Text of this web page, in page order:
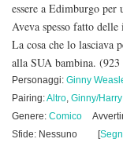
essere a Edimburgo per
Aveva spesso fatto delle
La cosa che lo lasciava
alla SUA bambina. (923
Personaggi: Ginny
Pairing:Altro, Ginny/Harry
Genere: Comico
Sfide: Nessuno
[